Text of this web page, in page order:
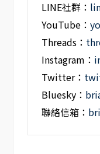
LINE社群：
YouTube：
Threads：
Instagram：
Twitter：
Bluesky：
聯絡信箱：